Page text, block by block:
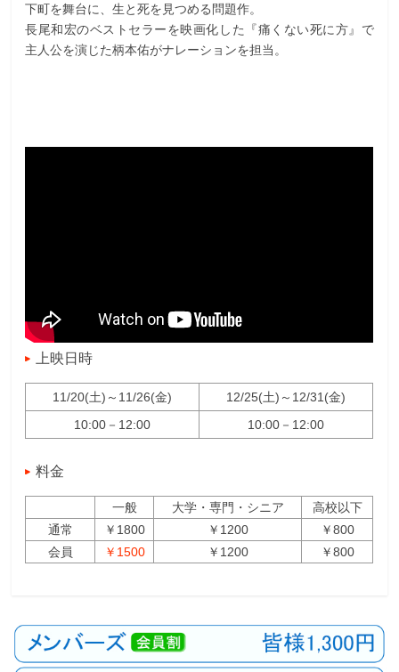
下町を舞台に、生と死を見つめる問題作。
長尾和宏のベストセラーを映画化した『痛くない死に方』で
主人公を演じた柄本佑がナレーションを担当。
上映日時
11/20(土)～11/26(金)
12/25(土)～12/31(金)
10:00－12:00
10:00－12:00
料金
一般 大学・専門・シニア
高校以下
通常
￥1800 ￥1200
￥800
会員
￥1500 ￥1200 ￥800